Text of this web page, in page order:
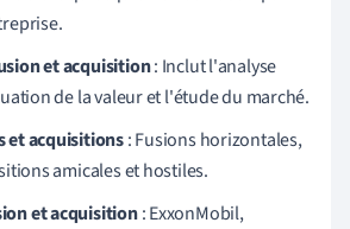
et acquisition: Inclut l'analyse
de la valeur et l'étude du marché.
et acquisitions: Fusions horizontales,
amicales et hostiles.
et acquisition: ExxonMobil,